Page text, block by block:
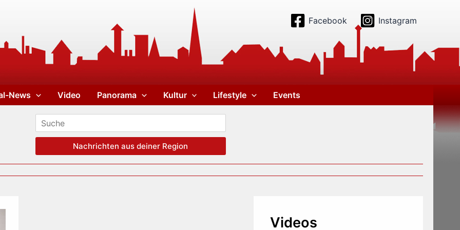
Facebook Instagram
News Video Panorama Kultur Lifestyle Events
Nachrichten aus deiner Region
Videos